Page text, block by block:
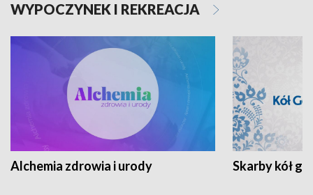
WYPOCZYNEK I REKREACJA
Alchemia zdrowia i urody Skarby kół